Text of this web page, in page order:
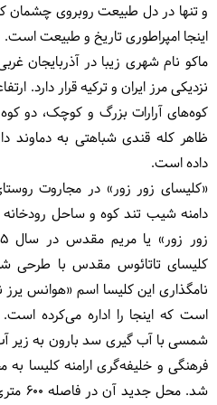
و تنها در دل طبیعت روبروی چشمان
اینجا امپراطوری تاریخ و طبیعت است.
ماکو نام شهری زیبا در آذربایجان
نزدیکی مرز ایران و ترکیه قرار دارد.
کوه‌های آرارات بزرگ و کوچک، دو
ظاهر کله قندی شباهتی به دماوند
داده است.
«کلیسای زور زور» در مجاروت
دامنه شیب تند کوه و ساحل رودخانه
کلیسای تاتائوس مقدس با طرحی
نامگذاری این کلیسا اسم «هوانس
شمسی با آب گیری سد بارون به زیر
فرهنگی و خلیفه‌گری ارامنه کلیسا